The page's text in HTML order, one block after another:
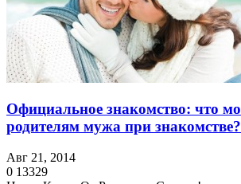
Официальное знакомство: что
родителям мужа при знакомстве?
Авг 21, 2014
0 13329